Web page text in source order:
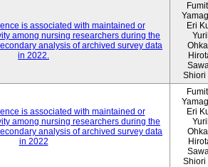
is associated with maintained or
among nursing researchers during the
analysis of archived survey data
in 2022.
Eri
Shiori
is associated with maintained or
among nursing researchers during the
analysis of archived survey data
in 2022
Eri
Shiori